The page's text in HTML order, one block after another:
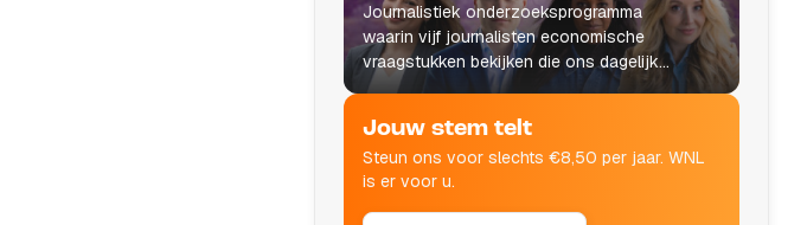
Journalistiek onderzoeksprogramma
waarin vijf journalisten economische
vraagstukken bekijken die ons dagelijks
leven raken.
Jouw stem telt
Steun ons voor slechts €8,50 per jaar. WNL
is er voor u.